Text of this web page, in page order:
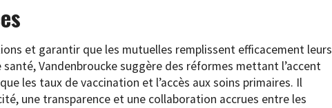
et garantir que les mutuelles remplissent efficacement leurs
Vandenbroucke suggère des réformes mettant l’accent
les taux de vaccination et l’accès aux soins primaires. Il
une transparence et une collaboration accrues entre les